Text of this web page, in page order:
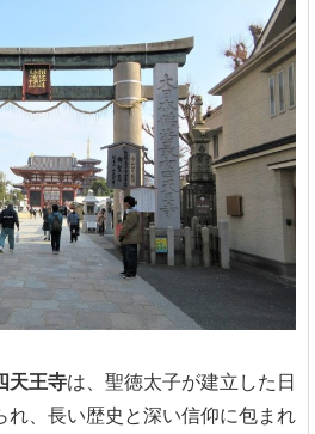
天王寺は、聖徳太子が建立した日
れ、長い歴史と深い信仰に包まれ